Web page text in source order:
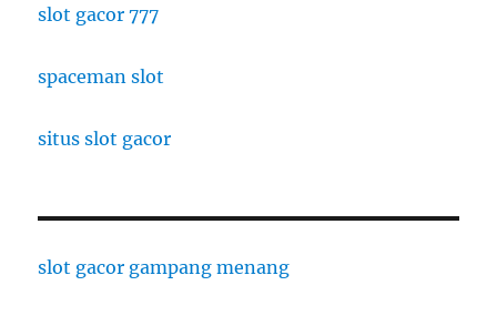
slot gacor 777
spaceman slot
situs slot gacor
slot gacor gampang menang